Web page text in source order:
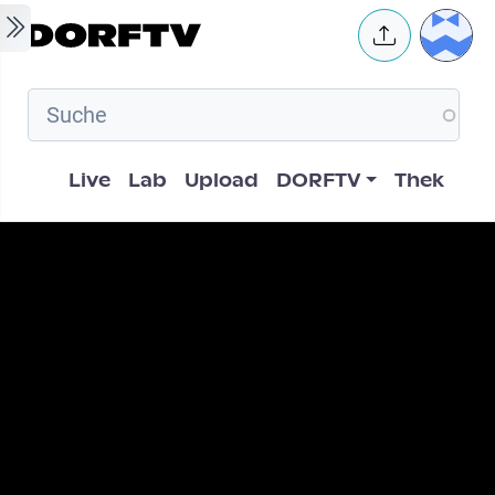
Skip to main content User
Hauptnavigation
Live Lab Upload DORFTV Thek